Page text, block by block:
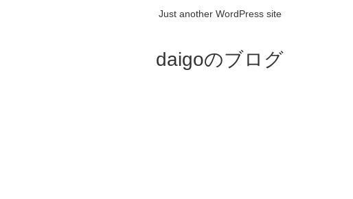
Just another WordPress site
daigoのブログ